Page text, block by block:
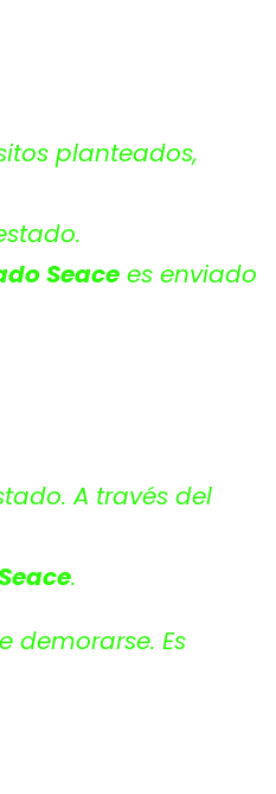
planteados,
Seace es enviado
A través del
.
Es